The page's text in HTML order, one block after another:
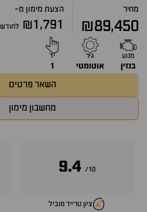
מחיר
₪89,450
הצעת מימון מ-
₪1,791 לחודש
מנוע
בנזין
גיר
אוטומטי
יד
1
השאר פרטים
מחשבון מימון
10/
9.4
ציון טרייד מוביל